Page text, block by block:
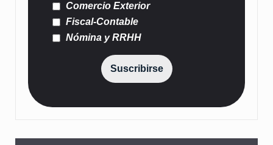
Comercio Exterior
Fiscal-Contable
Nómina y RRHH
Suscribirse